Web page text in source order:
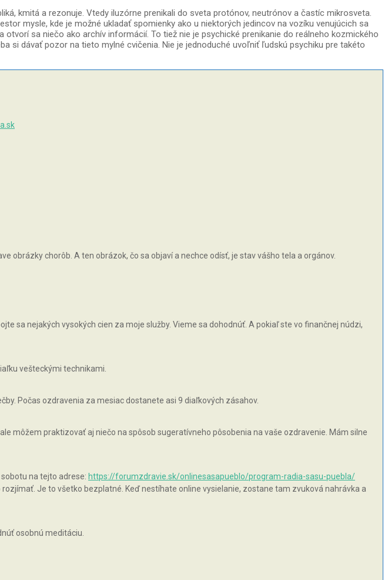
kmitá a rezonuje. Vtedy iluzórne prenikali do sveta protónov, neutrónov a častíc mikrosveta.
mysle, kde je možné ukladať spomienky ako u niektorých jedincov na vozíku venujúcich sa
sa niečo ako archív informácií. To tiež nie je psychické prenikanie do reálneho kozmického
si dávať pozor na tieto mylné cvičenia. Nie je jednoduché uvoľniť ľudskú psychiku pre takéto
obrázky chorôb. A ten obrázok, čo sa objaví a nechce odísť, je stav vášho tela a orgánov.
sa nejakých vysokých cien za moje služby. Vieme sa dohodnúť. A pokiaľ ste vo finančnej núdzi,
vešteckými technikami.
Počas ozdravenia za mesiac dostanete asi 9 diaľkových zásahov.
môžem praktizovať aj niečo na spôsob sugeratívneho pôsobenia na vaše ozdravenie. Mám silne
na tejto adrese: https://forumzdravie.sk/onlinesasapueblo/program-radia-sasu-puebla/
Je to všetko bezplatné. Keď nestíhate online vysielanie, zostane tam zvuková nahrávka a
osobnú meditáciu.